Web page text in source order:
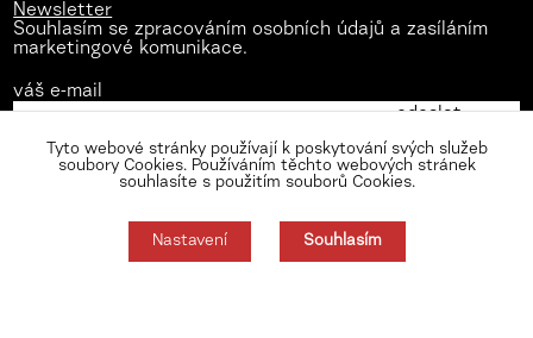
Newsletter
Souhlasím se zpracováním osobních údajů a zasíláním
marketingové komunikace.
váš e-mail
Zásady zpracování osobních údajů
Nastavení cookies
Tyto webové stránky používají k poskytování svých služeb
soubory Cookies. Používáním těchto webových stránek
souhlasíte s použitím souborů Cookies.
Nastavení Souhlasím